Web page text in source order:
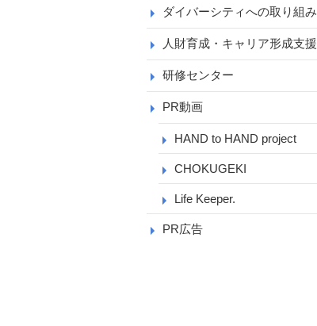
ダイバーシティへの取り組み
人財育成・キャリア形成支援
研修センター
PR動画
HAND to HAND project
CHOKUGEKI
Life Keeper.
PR広告